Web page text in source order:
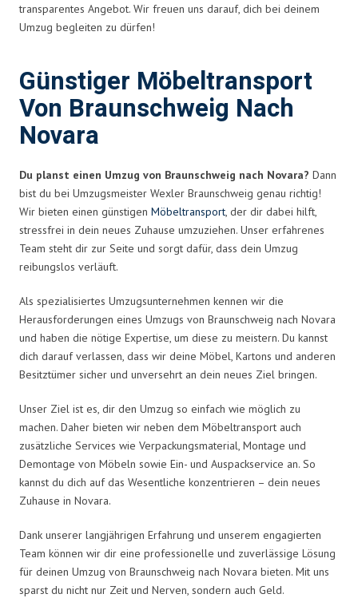
transparentes Angebot. Wir freuen uns darauf, dich bei deinem
Umzug begleiten zu dürfen!
Günstiger Möbeltransport
Von Braunschweig Nach
Novara
Du planst einen Umzug von Braunschweig nach Novara? Dann
bist du bei Umzugsmeister Wexler Braunschweig genau richtig!
Wir bieten einen günstigen Möbeltransport, der dir dabei hilft,
stressfrei in dein neues Zuhause umzuziehen. Unser erfahrenes
Team steht dir zur Seite und sorgt dafür, dass dein Umzug
reibungslos verläuft.
Als spezialisiertes Umzugsunternehmen kennen wir die
Herausforderungen eines Umzugs von Braunschweig nach Novara
und haben die nötige Expertise, um diese zu meistern. Du kannst
dich darauf verlassen, dass wir deine Möbel, Kartons und anderen
Besitztümer sicher und unversehrt an dein neues Ziel bringen.
Unser Ziel ist es, dir den Umzug so einfach wie möglich zu
machen. Daher bieten wir neben dem Möbeltransport auch
zusätzliche Services wie Verpackungsmaterial, Montage und
Demontage von Möbeln sowie Ein- und Auspackservice an. So
kannst du dich auf das Wesentliche konzentrieren – dein neues
Zuhause in Novara.
Dank unserer langjährigen Erfahrung und unserem engagierten
Team können wir dir eine professionelle und zuverlässige Lösung
für deinen Umzug von Braunschweig nach Novara bieten. Mit uns
sparst du nicht nur Zeit und Nerven, sondern auch Geld.